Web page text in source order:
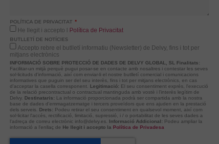
POLÍTICA DE PRIVACITAT
He llegit i accepto l Política de Privacitat
BUTLLETÍ DE NOTÍCIES
Accepto rebre el butlletí informatiu (Newsletter) de Delvy, fins i tot per
mitjans electrònics
INFORMACIÓ SOBRE PROTECCIÓ DE DADES DE DELVY GLOBAL, SL Finalitats:
Facilitar-un mitjà perquè pugui posar-se en contacte amb nosaltres i contestar les seves
sol·licituds d'informació, així com enviar-li el nostre butlletí comercial i comunicacions
informatives que puguin ser del seu interès, fins i tot per mitjans electrònics, en cas
d'acceptar la casella corresponent. Legitimació: El seu consentiment exprés, l'execució
de la relació precontractual o contractual mantinguda amb vostè i l'interès legítim de
Delvy. Destinataris: La informació proporcionada podrà ser compartida amb la nostra
base de dades d'emmagatzematge i tercers proveïdors que ens ajuden en la prestació
dels serveis. Drets: Podeu retirar el seu consentiment en qualsevol moment, així com
sol·licitar l'accés, rectificació, limitació, supressió, i / o portabilitat de les seves dades a
l'adreça de correu electrònic info@delvy.es. Informació Addicional: Podeu ampliar la
informació a l'enllaç de He llegit i accepto la Política de Privadesa